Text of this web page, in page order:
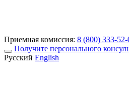
Приемная комиссия: 8 (800) 333-52-
Получите персонального
Русский English